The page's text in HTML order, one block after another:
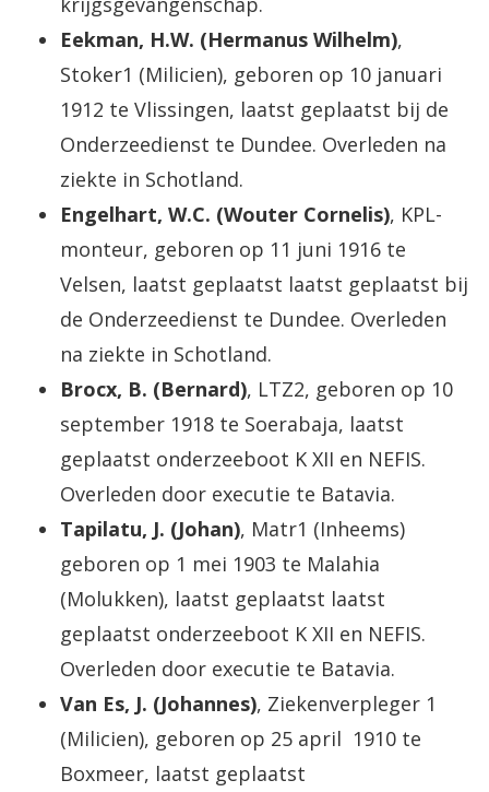
Eekman, H.W. (Hermanus Wilhelm),
Stoker1 (Milicien), geboren op 10 januari
1912 te Vlissingen, laatst geplaatst bij de
Onderzeedienst te Dundee. Overleden na
ziekte in Schotland.
Engelhart, W.C. (Wouter Cornelis), KPL-
monteur, geboren op 11 juni 1916 te
Velsen, laatst geplaatst laatst geplaatst bij
de Onderzeedienst te Dundee. Overleden
na ziekte in Schotland.
Brocx, B. (Bernard), LTZ2, geboren op 10
september 1918 te Soerabaja, laatst
geplaatst onderzeeboot K XII en NEFIS.
Overleden door executie te Batavia.
Tapilatu, J. (Johan), Matr1 (Inheems)
geboren op 1 mei 1903 te Malahia
(Molukken), laatst geplaatst laatst
geplaatst onderzeeboot K XII en NEFIS.
Overleden door executie te Batavia.
Van Es, J. (Johannes), Ziekenverpleger 1
(Milicien), geboren op 25 april 1910 te
Boxmeer, laatst geplaatst